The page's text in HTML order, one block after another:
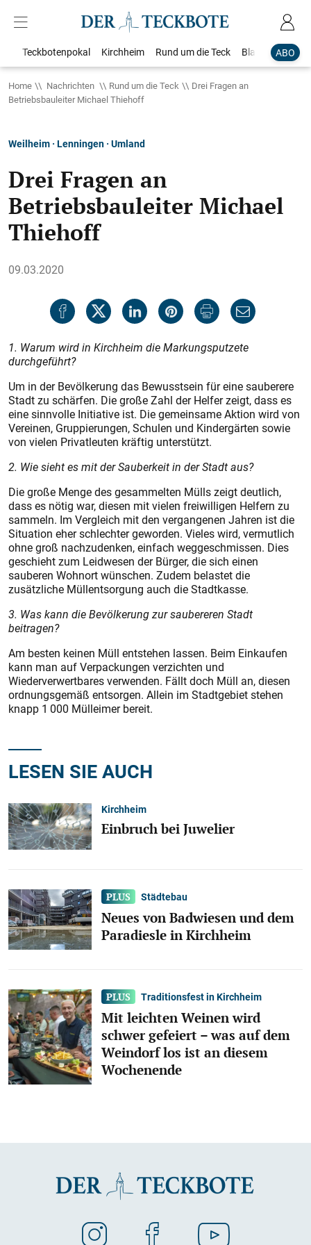
ABO
Teckbotenpokal Kirchheim Rund um die Teck Blaulicht
Home Nachrichten Rund um die Teck
Drei Fragen an
Betriebsbauleiter Michael Thiehoff
Weilheim · Lenningen · Umland
Drei Fragen an
Betriebsbauleiter Michael
Thiehoff
09.03.2020
1. Warum wird in Kirchheim die Markungsputzete
durchgeführt?
Um in der Bevölkerung das Bewusstsein für eine sauberere
Stadt zu schärfen. Die große Zahl der Helfer zeigt, dass es
eine sinnvolle Initiative ist. Die gemeinsame Aktion wird von
Vereinen, Gruppierungen, Schulen und Kindergärten sowie
von vielen Privatleuten kräftig unterstützt.
2. Wie sieht es mit der Sauberkeit in der Stadt aus?
Die große Menge des gesammelten Mülls zeigt deutlich,
dass es nötig war, diesen mit vielen freiwilligen Helfern zu
sammeln. Im Vergleich mit den vergangenen Jahren ist die
Situation eher schlechter geworden. Vieles wird, vermutlich
ohne groß nachzudenken, einfach weggeschmissen. Dies
geschieht zum Leidwesen der Bürger, die sich einen
sauberen Wohnort wünschen. Zudem belastet die
zusätzliche Müllentsorgung auch die Stadtkasse.
3. Was kann die Bevölkerung zur saubereren Stadt
beitragen?
Am besten keinen Müll entstehen lassen. Beim Einkaufen
kann man auf Verpackungen verzichten und
Wiederverwertbares verwenden. Fällt doch Müll an, diesen
ordnungsgemäß entsorgen. Allein im Stadtgebiet stehen
knapp 1 000 Mülleimer bereit.
LESEN SIE AUCH
Kirchheim
Einbruch bei Juwelier
Städtebau
Neues von Badwiesen und dem
Paradiesle in Kirchheim
Traditionsfest in Kirchheim
Mit leichten Weinen wird
schwer gefeiert – was auf dem
Weindorf los ist an diesem
Wochenende